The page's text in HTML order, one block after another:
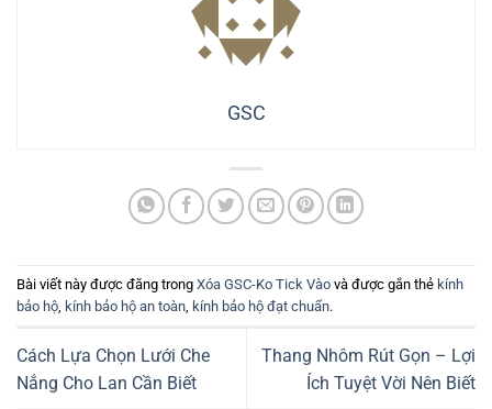
GSC
Bài viết này được đăng trong Xóa GSC-Ko Tick Vào và được gắn thẻ kính
bảo hộ kính bảo hộ an toàn kính bảo hộ đạt chuẩn.
Cách Lựa Chọn Lưới Che
Nắng Cho Lan Cần Biết
Thang Nhôm Rút Gọn – Lợi
Ích Tuyệt Vời Nên Biết